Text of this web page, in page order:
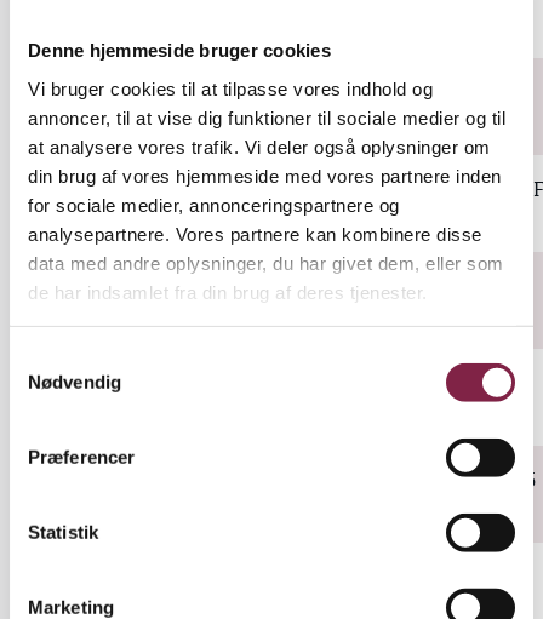
Denne hjemmeside bruger cookies
Vi bruger cookies til at tilpasse vores indhold og
annoncer, til at vise dig funktioner til sociale medier og til
at analysere vores trafik. Vi deler også oplysninger om
din brug af vores hjemmeside med vores partnere inden
for sociale medier, annonceringspartnere og
analysepartnere. Vores partnere kan kombinere disse
data med andre oplysninger, du har givet dem, eller som
de har indsamlet fra din brug af deres tjenester.
Nødvendig
Præferencer
Statistik
Marketing
Vikarbureauet ApS
Tollestrupvej 407
9760 Vrå
Kinnerup Care Vikar Aps
Christianshusvej 4
2970 Hørsholm
Metakompagniet ApS
Tyringevej 7
Pareta A/S (vikarb)
Agern Allé 3
Torpmaglevejen 75
3390 Hundested
3480 Fredensborg